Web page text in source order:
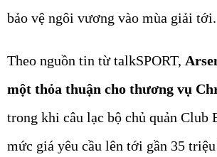
bảo vệ ngôi vương vào mùa giải tới.
Theo nguồn tin từ talkSPORT,
một thỏa thuận cho thương vụ
trong khi câu lạc bộ chủ quản Club
mức giá yêu cầu lên tới gần 35